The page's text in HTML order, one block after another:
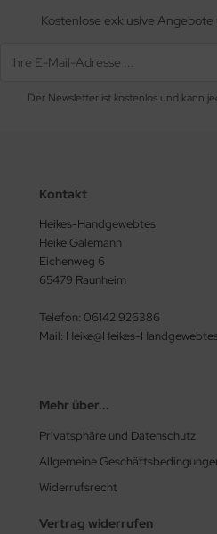
Kostenlose exklusive
Der Newsletter ist kostenlos und kann
Kontakt
Heikes-Handgewebtes
Heike Galemann
Eichenweg 6
65479 Raunheim
Telefon: 06142 926386
Mail: Heike@Heikes-
Mehr über...
Privatsphäre und Datenschutz
Allgemeine
Widerrufsrecht
Vertrag widerrufen